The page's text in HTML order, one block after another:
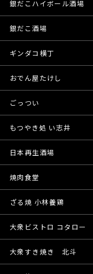
銀だこハイボール酒場
銀だこ酒場
ギンダコ横丁
おでん屋たけし
ごっつい
もつやき処 い志井
日本再生酒場
焼肉食堂
ざる焼 小林養鶏
大衆ビストロ コタロー
大衆すき焼き 北斗